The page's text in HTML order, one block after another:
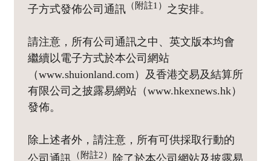
子方式發佈公司通訊 （附註1） 之安排。
請注意，所有公司通訊之中、英文版本均會
繼續以電子方式於本公司網站
（www.shuionland.com）及香港交易及結算所
有限公司之披露易網站（www.hkexnews.hk）
發佈。
除上述者外，請注意，所有可供採取行動的
（附註2）